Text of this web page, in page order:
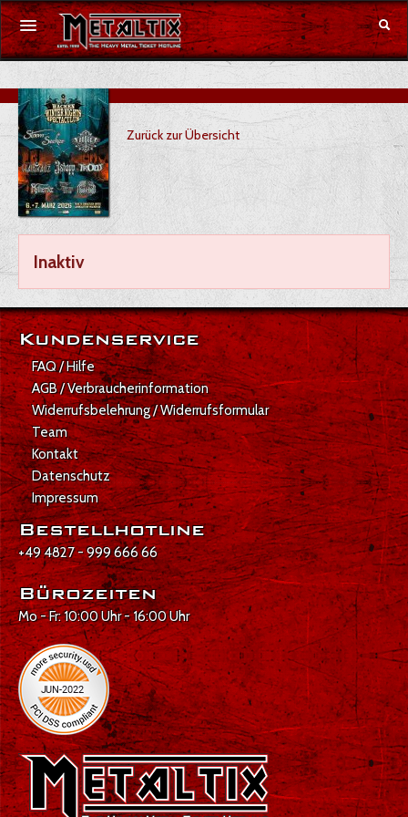
Konzerte
Festivals
Gutschein
Merchandise
DE
Anmelden
Zurück zur Übersicht
Inaktiv
Kundenservice
FAQ / Hilfe
AGB / Verbraucherinformation
Widerrufsbelehrung / Widerrufsformular
Team
Kontakt
Datenschutz
Impressum
Bestellhotline
+49 4827 - 999 666 66
Bürozeiten
Mo - Fr: 10:00 Uhr - 16:00 Uhr